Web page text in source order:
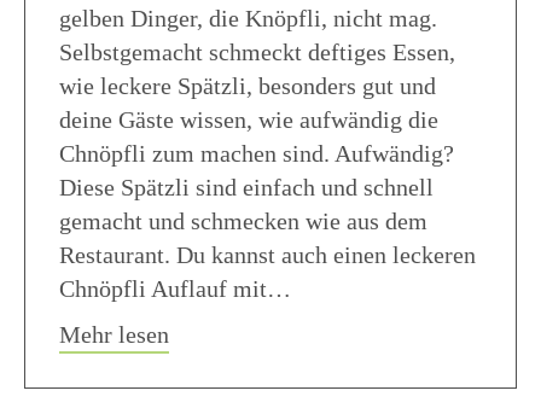
gelben Dinger, die Knöpfli, nicht mag.
Selbstgemacht schmeckt deftiges Essen,
wie leckere Spätzli, besonders gut und
deine Gäste wissen, wie aufwändig die
Chnöpfli zum machen sind. Aufwändig?
Diese Spätzli sind einfach und schnell
gemacht und schmecken wie aus dem
Restaurant. Du kannst auch einen leckeren
Chnöpfli Auflauf mit…
Mehr lesen